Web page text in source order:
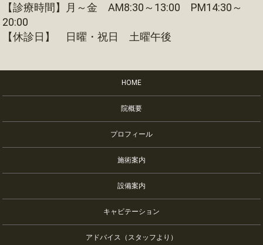
【診療時間】月～金 AM8:30～13:00 PM14:30～
20:00
【休診日】 日曜・祝日 土曜午後
HOME
院概要
プロフィール
施術案内
設備案内
キャビテーション
アドバイス（スタッフより）